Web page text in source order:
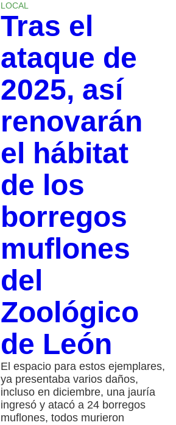
LOCAL
Tras el
ataque de
2025, así
renovarán
el hábitat
de los
borregos
muflones
del
Zoológico
de León
El espacio para estos ejemplares,
ya presentaba varios daños,
incluso en diciembre, una jauría
ingresó y atacó a 24 borregos
muflones, todos murieron